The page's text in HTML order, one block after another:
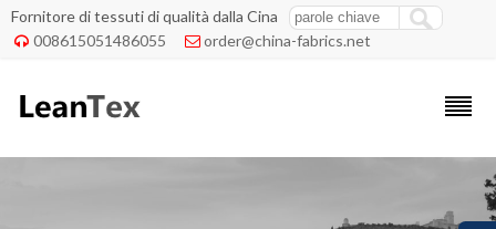
Fornitore di tessuti di qualità dalla Cina
 008615051486055  order@china-fabrics.net